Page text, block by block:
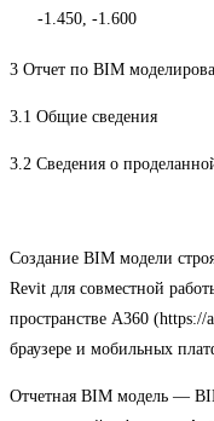
-1.450, -1.600
3 Отчет по BIM
3.1 Общие сведения
3.2 Сведения о
Создание BIM модели
Revit для совместной
пространстве A360
браузере и мобильных
Отчетная BIM модель —